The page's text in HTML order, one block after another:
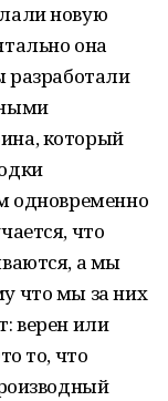
новую
она
разработали
который
одновременно
что
а мы
что мы за них
верен или
то, что